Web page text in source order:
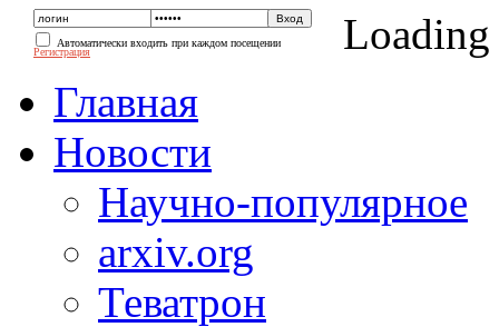
Автоматически входить при каждом посещении
Регистрация
Loading
Главная
Новости
Научно-популярное
arxiv.org
Теватрон